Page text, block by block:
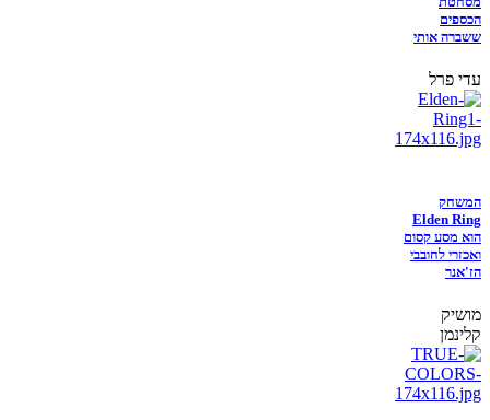
הכספים
ששברה אותי
עדי פרל
המשחק
Elden Ring
הוא מסע קסום
ואכזרי לחובבי
הז'אנר
מושיק
קלינמן